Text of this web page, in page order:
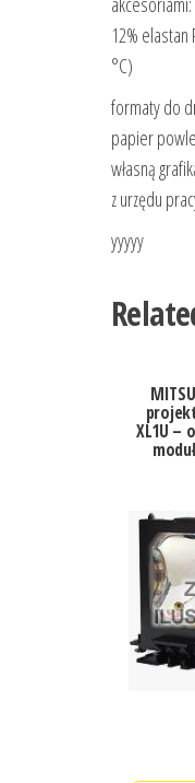
12%
°C)
formaty do
papier
własną
z urzędu
yyyyy
XL1U –